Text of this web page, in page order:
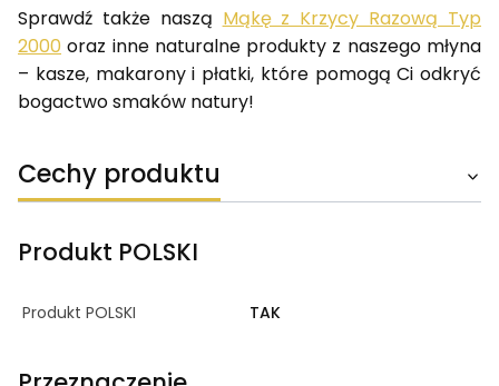
Sprawdź także naszą Mąkę z Krzycy Razową Typ
2000 oraz inne naturalne produkty z naszego młyna
– kasze, makarony i płatki, które pomogą Ci odkryć
bogactwo smaków natury!
Cechy produktu
Produkt POLSKI
Produkt POLSKI TAK